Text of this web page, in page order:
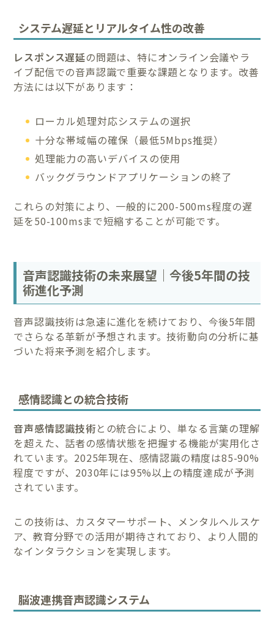
システム遅延とリアルタイム性の改善
レスポンス遅延の問題は、特にオンライン会議やラ
イブ配信での音声認識で重要な課題となります。改善
方法には以下があります：
ローカル処理対応システムの選択
十分な帯域幅の確保（最低5Mbps推奨）
処理能力の高いデバイスの使用
バックグラウンドアプリケーションの終了
これらの対策により、一般的に200-500ms程度の遅
延を50-100msまで短縮することが可能です。
音声認識技術の未来展望｜今後5年間の技
術進化予測
音声認識技術は急速に進化を続けており、今後5年間
でさらなる革新が予想されます。技術動向の分析に基
づいた将来予測を紹介します。
感情認識との統合技術
音声感情認識技術との統合により、単なる言葉の理解
を超えた、話者の感情状態を把握する機能が実用化さ
れています。2025年現在、感情認識の精度は85-90%
程度ですが、2030年には95%以上の精度達成が予測
されています。
この技術は、カスタマーサポート、メンタルヘルスケ
ア、教育分野での活用が期待されており、より人間的
なインタラクションを実現します。
脳波連携音声認識システム